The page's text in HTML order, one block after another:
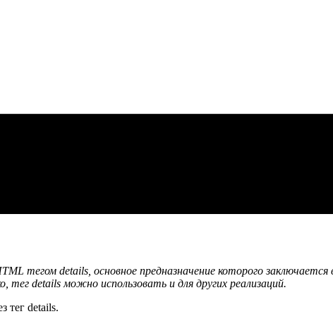
тегом details, основное предназначение которого
тег details можно использовать и для других реализаций.
тег details.